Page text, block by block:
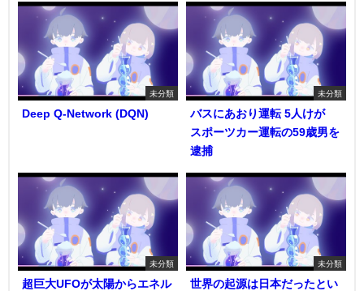
未分類
Deep Q-Network (DQN)
未分類
バスにあおり運転 5人けが
スポーツカー運転の59歳男を
逮捕
未分類
超巨大UFOが太陽からエネル
未分類
世界の起源は日本だったとい